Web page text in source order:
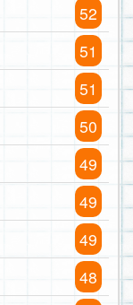
52
51
51
50
49
49
49
48